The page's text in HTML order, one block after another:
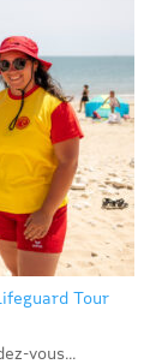
Tour
vous...